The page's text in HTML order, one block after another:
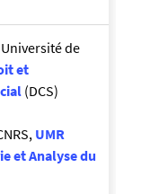
de
et
(DCS)
UMR
et Analyse du